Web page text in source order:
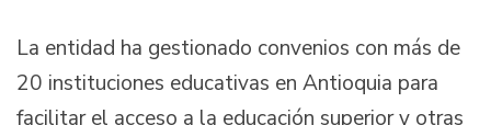
La entidad ha gestionado convenios con más de
20 instituciones educativas en Antioquia para
facilitar el acceso a la educación superior y otras